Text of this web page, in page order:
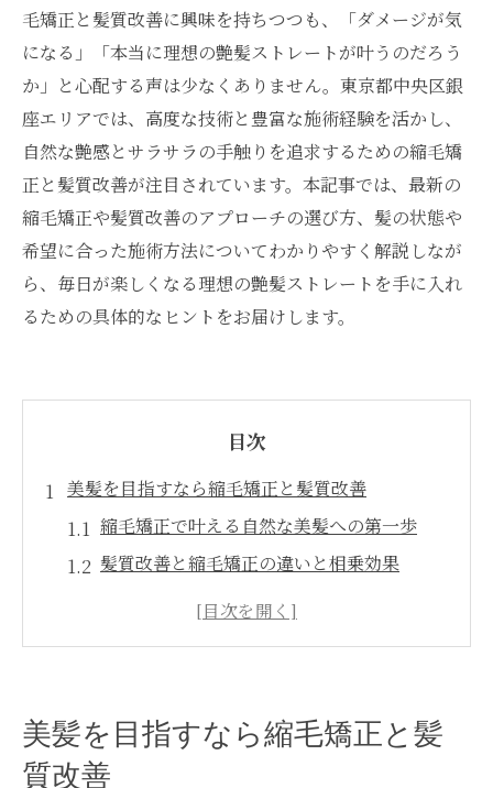
毛矯正と髪質改善に興味を持ちつつも、「ダメージが気
になる」「本当に理想の艶髪ストレートが叶うのだろう
か」と心配する声は少なくありません。東京都中央区銀
座エリアでは、高度な技術と豊富な施術経験を活かし、
自然な艶感とサラサラの手触りを追求するための縮毛矯
正と髪質改善が注目されています。本記事では、最新の
縮毛矯正や髪質改善のアプローチの選び方、髪の状態や
希望に合った施術方法についてわかりやすく解説しなが
ら、毎日が楽しくなる理想の艶髪ストレートを手に入れ
るための具体的なヒントをお届けします。
目次
美髪を目指すなら縮毛矯正と髪質改善
縮毛矯正で叶える自然な美髪への第一歩
髪質改善と縮毛矯正の違いと相乗効果
銀座エリアで受ける縮毛矯正の魅力とは
銀座で叶える理想の髪質改善体験
美髪を目指すなら縮毛矯正と髪
質改善